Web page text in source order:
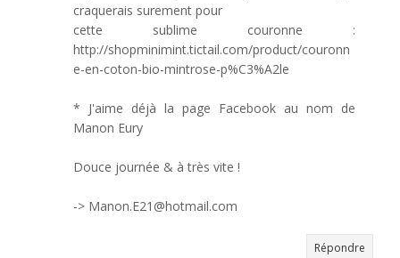
craquerais surement pour
cette sublime couronne :
http://shopminimint.tictail.com/product/couronn
e-en-coton-bio-mintrose-p%C3%A2le
* J'aime déjà la page Facebook au nom de
Manon Eury
Douce journée & à très vite !
-> Manon.E21@hotmail.com
Répondre